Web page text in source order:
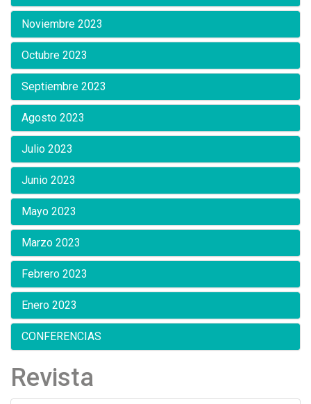
Noviembre 2023
Octubre 2023
Septiembre 2023
Agosto 2023
Julio 2023
Junio 2023
Mayo 2023
Marzo 2023
Febrero 2023
Enero 2023
CONFERENCIAS
Revista